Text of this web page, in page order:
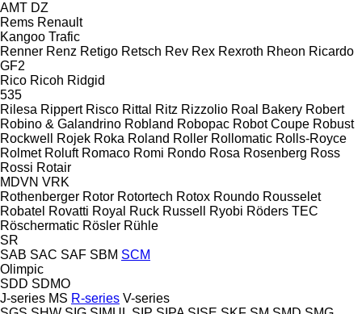
AMT DZ
Rems Renault
Kangoo Trafic
Renner Renz Retigo Retsch Rev Rex Rexroth Rheon Ricardo
GF2
Rico Ricoh Ridgid
535
Rilesa Rippert Risco Rittal Ritz Rizzolio Roal Bakery Robert
Robino & Galandrino Robland Robopac Robot Coupe Robust
Rockwell
Rojek Roka Roland Roller Rollomatic Rolls-Royce
Rolmet Roluft Romaco Romi Rondo Rosa Rosenberg Ross
Rossi Rotair
MDVN VRK
Rothenberger Rotor Rotortech Rotox Roundo Rousselet
Robatel Rovatti Royal Ruck Russell Ryobi Röders TEC
Röschermatic Rösler Rühle
SR
SAB SAC SAF SBM SCM
Olimpic
SDD SDMO
J-series MS R-series V-series